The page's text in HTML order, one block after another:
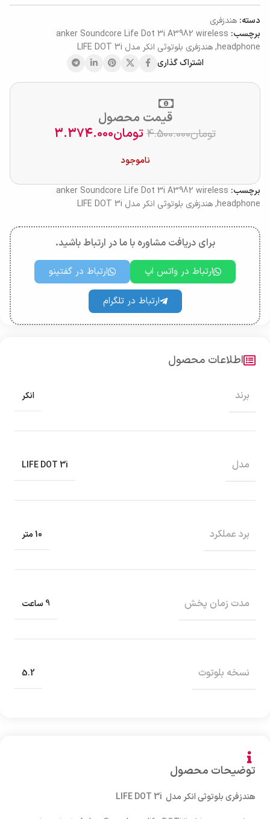
دسته: هندزفری
برچسب: anker Soundcore Life Dot 3i A3982 wireless
headphone
,هندزفری بلوتوثی انکر مدل LIFE DOT 3i
اشتراک گذاری
قیمت محصول
تومان4.500.000تومان3.374.000
ناموجود
برچسب: anker Soundcore Life Dot 3i A3982 wireless
headphone
,هندزفری بلوتوثی انکر مدل LIFE DOT 3i
برای دریافت مشاوره با ما در ارتباط باشید.
ارتباط در واتس اپ ارتباط در گفتینو
ارتباط در تلگرام
توضیحات محصول
هندزفری بلوتوثی انکر مدل LIFE DOT 3i
اطلاعات محصول
برند انکر
مدل LIFE DOT 3i
برد عملکرد 10 متر
مدت زمان پخش 9 ساعت
نسخه بلوتوث 5.2